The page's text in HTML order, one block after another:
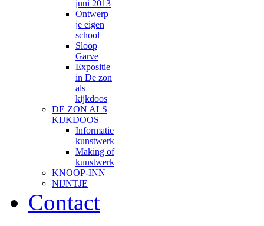
juni 2013
Ontwerp
je eigen
school
Sloop
Garve
Expositie
in De zon
als
kijkdoos
DE ZON ALS
KIJKDOOS
Informatie
kunstwerk
Making of
kunstwerk
KNOOP-INN
NIJNTJE
Contact